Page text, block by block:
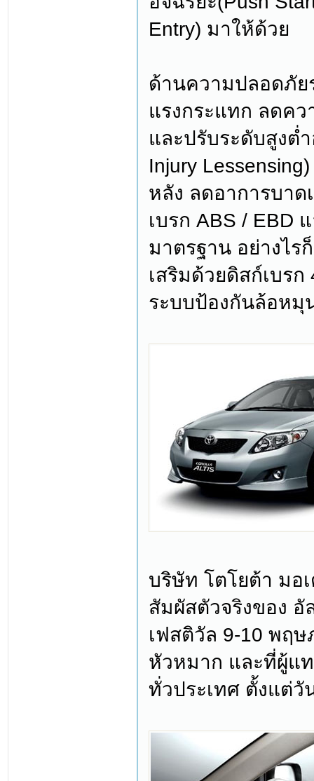
Entry) มาให้ด้วย
ด้านความปลอดภัย
แรงกระแทก ลดค
และปรับระดับสูงต่
Injury
หลัง ลดอาการบา
เบรก ABS / EBD
มาตรฐาน อย่างไร
เสริมด้วยดิสก์เบร
ระบบป้องกันล้อหมุ
บริษัท โตโยต้า มอ
สัมผัสตัวจริงของ อั
เฟสติวัล 9-10 พฤ
หัวหมาก และที่ผู้แ
ทั่วประเทศ ตั้งแต่วั